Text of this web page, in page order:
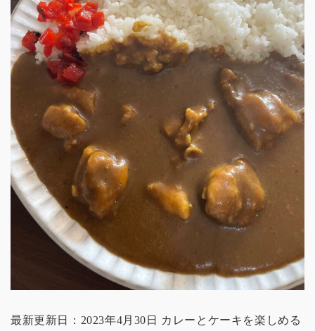
最新更新日：2023年4月30日 カレーとケーキを楽しめる